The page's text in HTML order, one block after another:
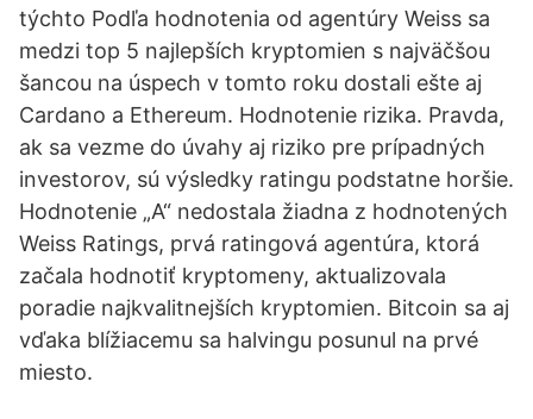
týchto Podľa hodnotenia od agentúry Weiss sa
medzi top 5 najlepších kryptomien s najväčšou
šancou na úspech v tomto roku dostali ešte aj
Cardano a Ethereum. Hodnotenie rizika. Pravda,
ak sa vezme do úvahy aj riziko pre prípadných
investorov, sú výsledky ratingu podstatne horšie.
Hodnotenie „A“ nedostala žiadna z hodnotených
Weiss Ratings, prvá ratingová agentúra, ktorá
začala hodnotiť kryptomeny, aktualizovala
poradie najkvalitnejších kryptomien. Bitcoin sa aj
vďaka blížiacemu sa halvingu posunul na prvé
miesto.